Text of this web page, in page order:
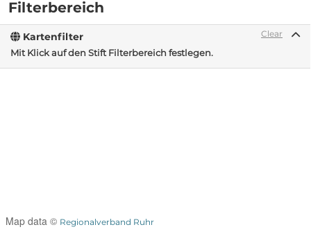
Filterbereich
Clear
Kartenfilter
Mit Klick auf den Stift Filterbereich festlegen.
Map data © Regionalverband Ruhr